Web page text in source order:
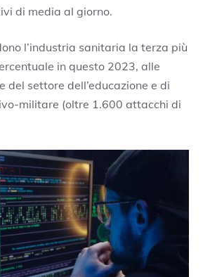
di media al giorno.
l’industria sanitaria la terza più
in questo 2023, alle
del settore dell’educazione e di
militare (oltre 1.600 attacchi di